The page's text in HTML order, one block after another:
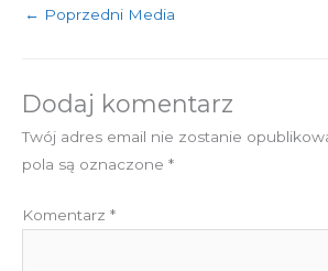
← Poprzedni Media
Dodaj komentarz
Twój adres email nie zostanie
pola są oznaczone *
Komentarz *